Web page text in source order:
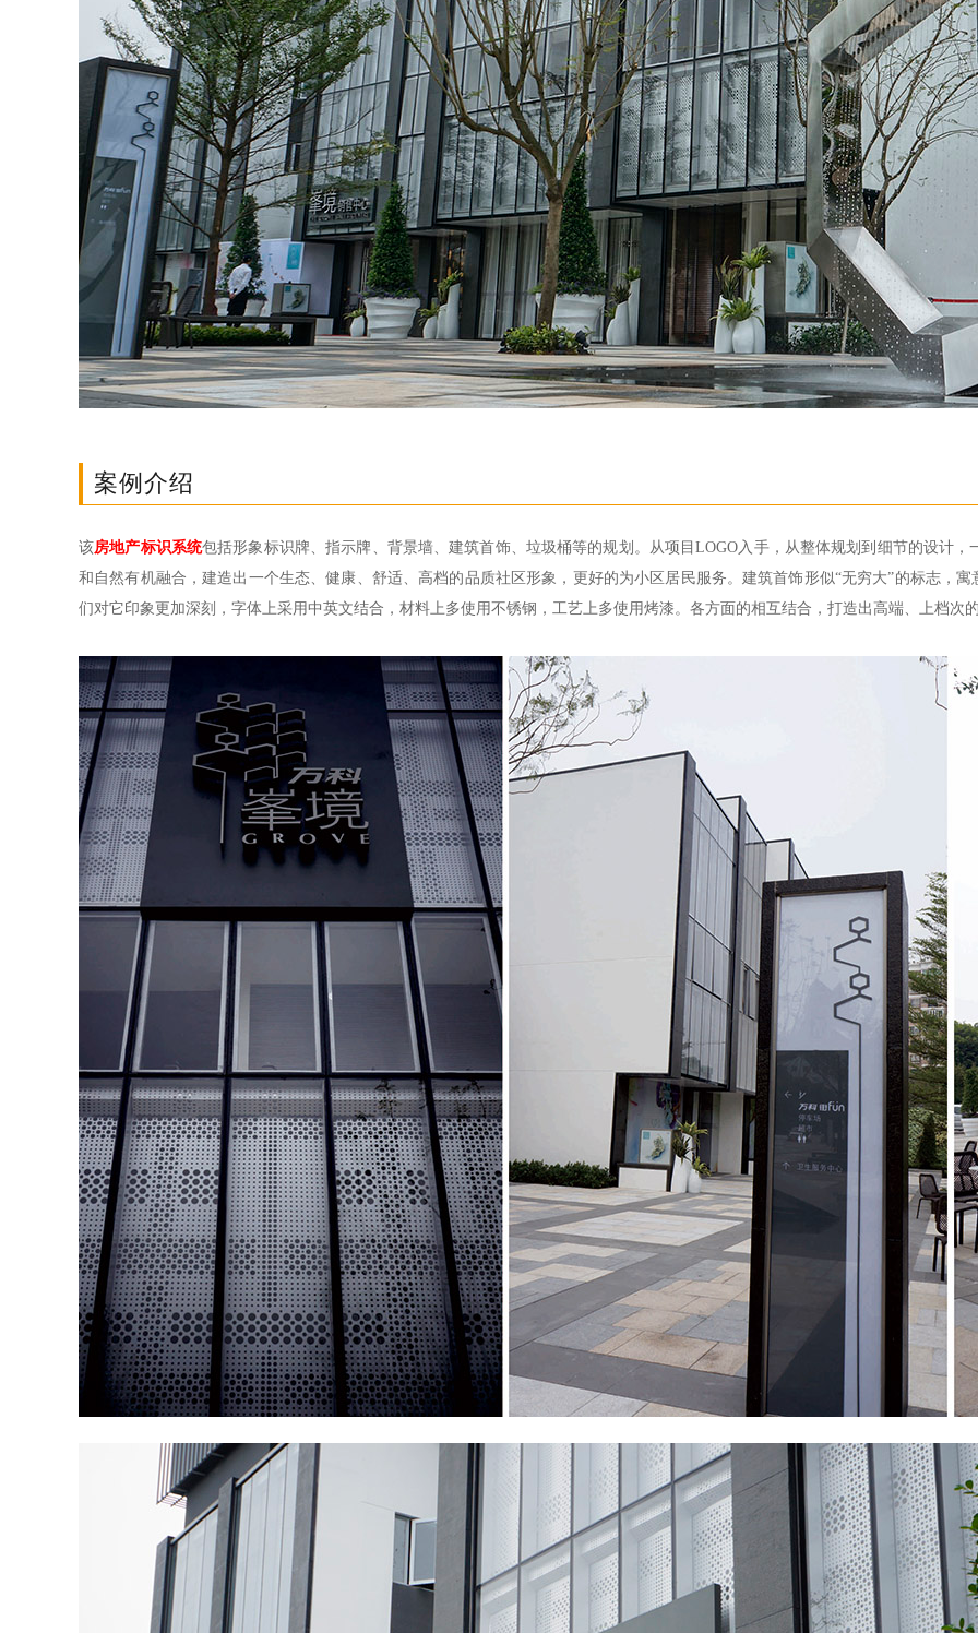
案例介绍
该房地产标识系统包括形象标识牌、指示牌、背景墙、建筑首饰、垃圾桶等的规划。从项目LOGO入手，从整体规划到细节的设计
和自然有机融合，建造出一个生态、健康、舒适、高档的品质社区形象，更好的为小区居民服务。建筑首饰形似“无穷大”的标志，
们对它印象更加深刻，字体上采用中英文结合，材料上多使用不锈钢，工艺上多使用烤漆。各方面的相互结合，打造出高端、上档次